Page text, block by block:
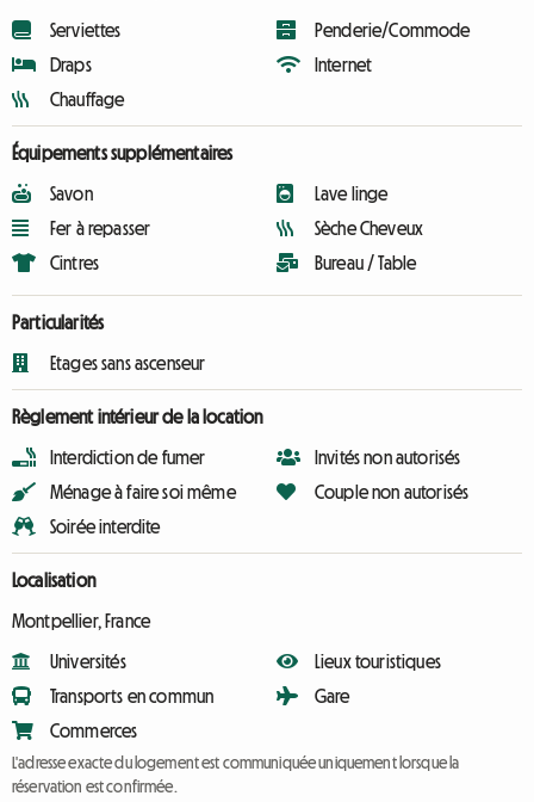
Serviettes
Draps
Chauffage
Penderie/Commode
Internet
Équipements supplémentaires
Savon
Fer à repasser
Cintres
Lave linge
Sèche Cheveux
Bureau / Table
Particularités
Etages sans ascenseur
Règlement intérieur de la location
Interdiction de fumer
Ménage à faire soi même
Soirée interdite
Invités non autorisés
Couple non autorisés
Localisation
Montpellier, France
Universités
Transports en commun
Commerces
Lieux touristiques
Gare
L'adresse exacte du logement est communiquée uniquement lorsque la
réservation est confirmée.